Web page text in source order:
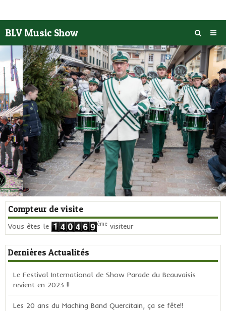
BLV Music Show
Accueil
Actualités
Photos
Vidéos
Agenda
Historique
L' Académie
Nous rendre visite
Contact
‹ ›
Compteur de visite
Vous êtes le ème visiteur
Dernières Actualités
Le Festival International de Show Parade du Beauvaisis
revient en 2023 !!
Les 20 ans du Maching Band Quercitain, ça se fête!!